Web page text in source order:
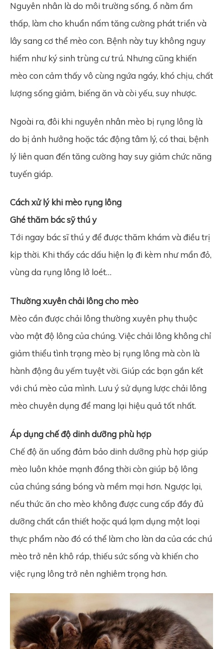
Nguyên nhân là do môi trường sống, ổ nằm ẩm
thấp, làm cho khuẩn nấm tăng cường phát triển và
lây sang cơ thể mèo con. Bệnh này tuy không nguy
hiểm như ký sinh trùng cư trú. Nhưng cũng khiến
mèo con cảm thấy vô cùng ngứa ngáy, khó chịu, chất
lượng sống giảm, biếng ăn và còi yếu, suy nhược.
Ngoài ra, đôi khi nguyên nhân mèo bị rụng lông là
do bị ảnh hưởng hoặc tác động tâm lý, có thai, bệnh
lý liên quan đến tăng cường hay suy giảm chức năng
tuyến giáp.
Cách xử lý khi mèo rụng lông
Ghé thăm bác sỹ thú y
Tới ngay bác sĩ thú y để được thăm khám và điều trị
kịp thời. Khi thấy các dấu hiện lạ đi kèm như mẩn đỏ,
vùng da rụng lông lở loét…
Thường xuyên chải lông cho mèo
Mèo cần được chải lông thường xuyên phụ thuộc
vào mật độ lông của chúng. Việc chải lông không chỉ
giảm thiểu tình trạng mèo bị rụng lông mà còn là
hành động âu yếm tuyệt vời. Giúp các bạn gắn kết
với chú mèo của mình. Lưu ý sử dụng lược chải lông
mèo chuyên dụng để mang lại hiệu quả tốt nhất.
Áp dụng chế độ dinh dưỡng phù hợp
Chế độ ăn uống đảm bảo dinh dưỡng phù hợp giúp
mèo luôn khỏe mạnh đồng thời còn giúp bộ lông
của chúng sáng bóng và mềm mại hơn. Ngược lại,
nếu thức ăn cho mèo không được cung cấp đầy đủ
dưỡng chất cần thiết hoặc quá lạm dụng một loại
thực phẩm nào đó có thể làm cho làn da của các chú
mèo trở nên khô ráp, thiếu sức sống và khiến cho
việc rụng lông trở nên nghiêm trọng hơn.